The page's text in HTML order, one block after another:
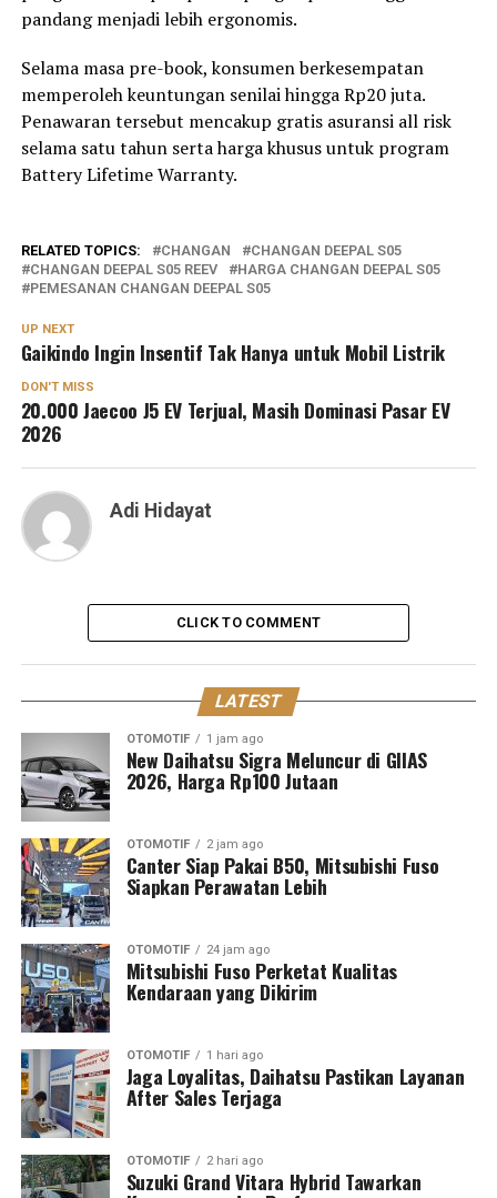
pandang menjadi lebih ergonomis.
Selama masa pre-book, konsumen berkesempatan
memperoleh keuntungan senilai hingga Rp20 juta.
Penawaran tersebut mencakup gratis asuransi all risk
selama satu tahun serta harga khusus untuk program
Battery Lifetime Warranty.
RELATED TOPICS: CHANGAN
CHANGAN DEEPAL S05
CHANGAN DEEPAL S05 REEV
HARGA CHANGAN DEEPAL S05
PEMESANAN CHANGAN DEEPAL S05
UP NEXT
Gaikindo Ingin Insentif Tak Hanya untuk Mobil Listrik
DON'T MISS
20.000 Jaecoo J5 EV Terjual, Masih Dominasi Pasar EV
2026
Adi Hidayat
CLICK TO COMMENT
LATEST
OTOMOTIF 1 jam ago
New Daihatsu Sigra Meluncur di GIIAS
2026, Harga Rp100 Jutaan
OTOMOTIF 2 jam ago
Canter Siap Pakai B50, Mitsubishi Fuso
Siapkan Perawatan Lebih
OTOMOTIF 24 jam ago
Mitsubishi Fuso Perketat Kualitas
Kendaraan yang Dikirim
OTOMOTIF 1 hari ago
Jaga Loyalitas, Daihatsu Pastikan Layanan
After Sales Terjaga
OTOMOTIF 2 hari ago
Suzuki Grand Vitara Hybrid Tawarkan